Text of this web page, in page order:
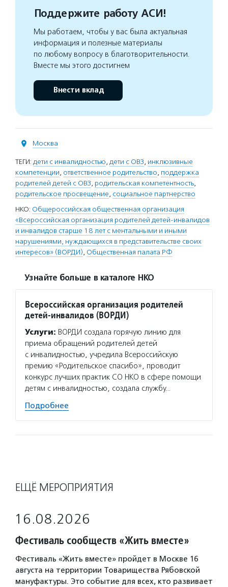
Поддержите работу АСИ!
Мы работаем, чтобы у вас была актуальная
информация и полезные материалы
по любому вопросу в благотворительности.
Вместе мы этого достигнем
Внести вклад
Москва
ТЕГИ: дети с инвалидностью, дети с ОВЗ, инклюзивные
компетенции, ответственное родительство, поддержка
родителей детей с ОВЗ, родительская компетентность,
родительское просвещение, социальное партнерство
НКО: Общероссийская общественная организация
«Всероссийская организация родителей детей-инвалидов
и инвалидов старше 18 лет с ментальными и иными
нарушениями, нуждающихся в представительстве своих
интересов» (ВОРДИ), Общественная палата РФ
Узнайте больше в каталоге НКО
Всероссийская организация родителей
детей-инвалидов (ВОРДИ)
Услуги: ВОРДИ создала горячую линию для
приема обращений родителей детей
с инвалидностью, учредила Всероссийскую
премию «Родительское спасибо», проводит
конкурс лучших практик СО НКО в сфере помощи
детям с инвалидностью, создала службу…
Подробнее
ЕЩЁ МЕРОПРИЯТИЯ
16.08.2026
Фестиваль сообществ «Жить вместе»
Фестиваль «Жить вместе» пройдет в Москве 16
августа на территории Товарищества Рябовской
мануфактуры. Это событие для всех, кто развивает